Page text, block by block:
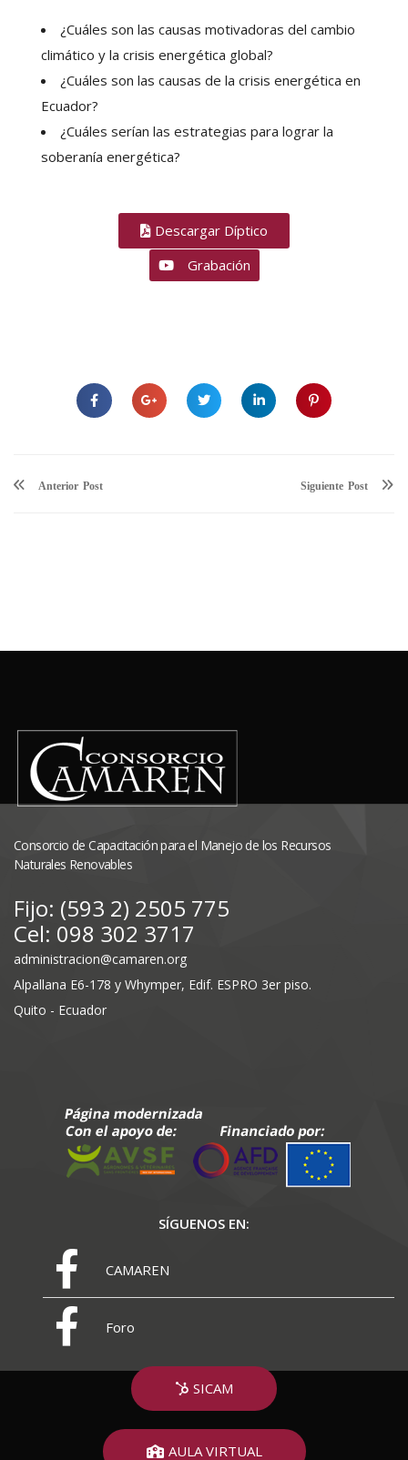
¿Cuáles son las causas motivadoras del cambio
climático y la crisis energética global?
¿Cuáles son las causas de la crisis energética en
Ecuador?
¿Cuáles serían las estrategias para lograr la
soberanía energética?
Descargar Díptico
Grabación
Anterior Siguiente
Consorcio de Capacitación para el Manejo de los Recursos
Naturales Renovables
Fijo: (593 2) 2505 775
Cel: 098 302 3717
administracion@camaren.org
Alpallana E6-178 y Whymper, Edif. ESPRO 3er piso.
Quito - Ecuador
SÍGUENOS EN:
CAMAREN
Foro
SICAM
AULA VIRTUAL